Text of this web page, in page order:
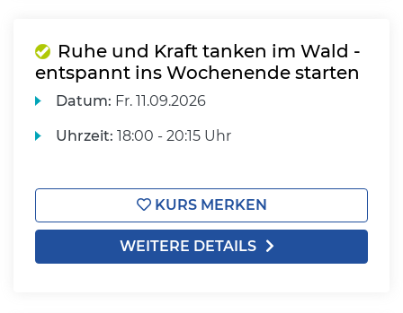
Ruhe und Kraft tanken im Wald -
entspannt ins Wochenende starten
Datum: Fr. 11.09.2026
Uhrzeit: 18:00 - 20:15 Uhr
KURS MERKEN
WEITERE DETAILS